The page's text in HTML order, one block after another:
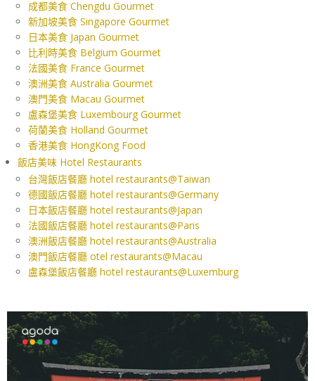
成都美食 Chengdu Gourmet
新加坡美食 Singapore Gourmet
日本美食 Japan Gourmet
比利時美食 Belgium Gourmet
法國美食 France Gourmet
澳洲美食 Australia Gourmet
澳門美食 Macau Gourmet
盧森堡美食 Luxembourg Gourmet
荷蘭美食 Holland Gourmet
香港美食 HongKong Food
飯店美味 Hotel Restaurants
台灣飯店餐廳 hotel restaurants@Taiwan
德國飯店餐廳 hotel restaurants@Germany
日本飯店餐廳 hotel restaurants@Japan
法國飯店餐廳 hotel restaurants@Paris
澳洲飯店餐廳 hotel restaurants@Australia
澳門飯店餐廳 otel restaurants@Macau
盧森堡飯店餐廳 hotel restaurants@Luxemburg